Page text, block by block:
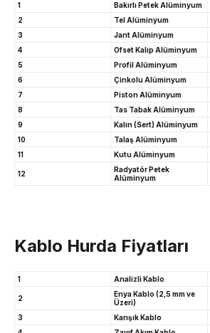
1 Bakırlı Petek Alüminyum
2
Tel Alüminyum
3
Jant Alüminyum
4
Ofset Kalıp Alüminyum
5
Profil Alüminyum
6
Çinkolu Alüminyum
7
Piston Alüminyum
8
Tas Tabak Alüminyum
9
Kalın (Sert) Alüminyum
10
Talaş Alüminyum
11
Kutu Alüminyum
12
Radyatör Petek
Alüminyum
Kablo Hurda Fiyatları
1 Analizli Kablo
2
Enya Kablo (2,5 mm ve
Üzeri)
3 Karışık Kablo